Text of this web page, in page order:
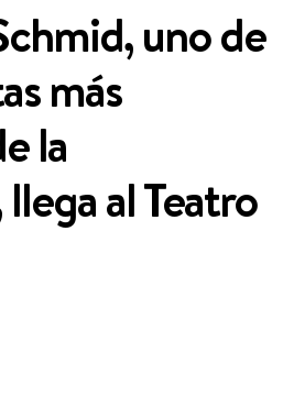
uno de
más
la
al Teatro